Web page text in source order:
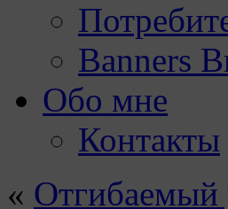
Banners
Обо мне
Контакты
« Отгибаемый